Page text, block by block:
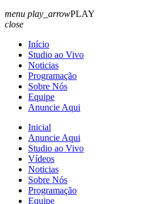
menu play_arrowPLAY
close
Início
Studio ao Vivo
Noticias
Programação
Sobre Nós
Equipe
Anuncie Aqui
Inicial
Anuncie Aqui
Studio ao Vivo
Vídeos
Noticias
Sobre Nós
Programação
Equipe